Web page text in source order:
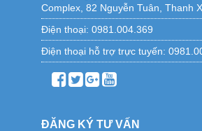
Complex, 82 Nguyễn Tuân, Thanh
Điện thoại: 0981.004.369
Điện thoại hỗ trợ trực tuyến:
ĐĂNG KÝ TƯ VẤN